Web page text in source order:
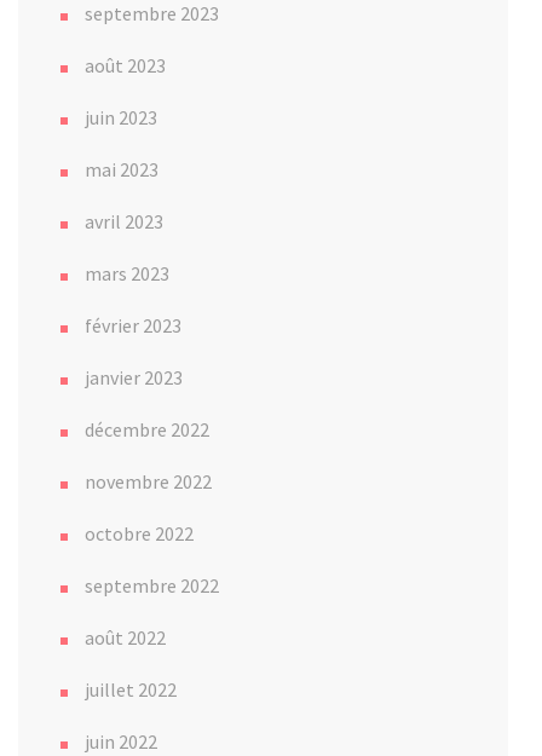
septembre 2023
août 2023
juin 2023
mai 2023
avril 2023
mars 2023
février 2023
janvier 2023
décembre 2022
novembre 2022
octobre 2022
septembre 2022
août 2022
juillet 2022
juin 2022